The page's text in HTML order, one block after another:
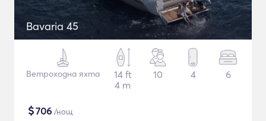
Bavaria 45
Ветроходна яхта
14 ft
4 m
10 4 6
$706 /нощ